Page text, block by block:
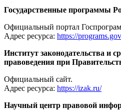
Государственные программы
Официальный портал
Адрес ресурса: https://
Институт законодательства и
правоведения при
Официальный сайт.
Адрес ресурса: https://izak.ru/
Научный центр правовой